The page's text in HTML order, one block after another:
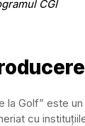
la Golf” este
cu